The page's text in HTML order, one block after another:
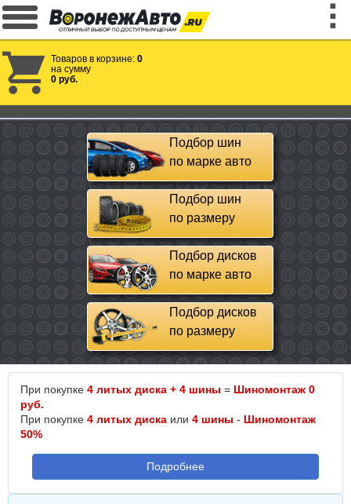
Товаров в корзине: 0
на сумму
0 руб.
Подбор шин
по марке авто
Подбор шин
по размеру
Подбор дисков
по марке авто
Подбор дисков
по размеру
При покупке 4 литых диска + 4 шины = Шиномонтаж 0
руб.
При покупке 4 литых диска или 4 шины - Шиномонтаж
50%
Подробнее